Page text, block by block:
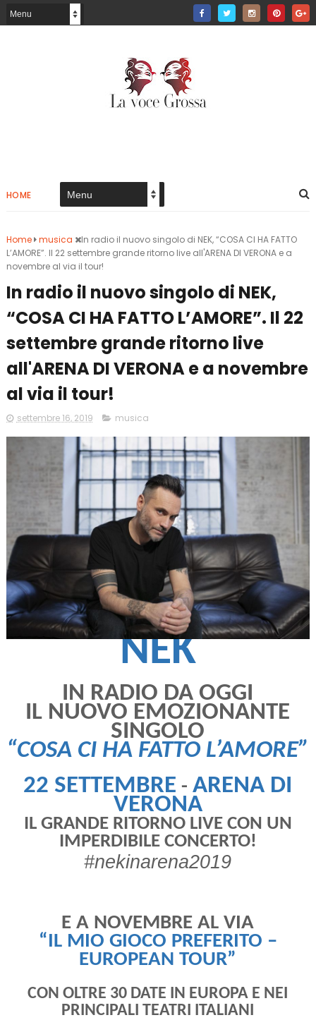
HOME
Home musica
In radio il nuovo singolo di NEK, “COSA CI HA FATTO
L’AMORE”. Il 22 settembre grande ritorno live all'ARENA DI VERONA e a
novembre al via il tour!
In radio il nuovo singolo di NEK,
“COSA CI HA FATTO L’AMORE”. Il 22
settembre grande ritorno live
all'ARENA DI VERONA e a novembre
al via il tour!
settembre 16, 2019 musica
NEK
IN RADIO DA OGGI
IL NUOVO EMOZIONANTE
SINGOLO
“COSA CI HA FATTO L’AMORE”
22 SETTEMBRE -ARENA DI
VERONA
IL GRANDE RITORNO LIVE CON UN
IMPERDIBILE CONCERTO!
#nekinarena2019
E A NOVEMBRE AL VIA
“IL MIO GIOCO PREFERITO –
EUROPEAN TOUR”
CON OLTRE 30 DATE IN EUROPA E NEI
PRINCIPALI TEATRI ITALIANI